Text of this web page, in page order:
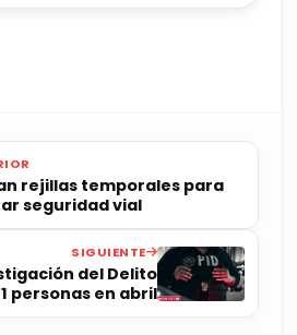
rejillas temporales para
seguridad vial
SIGUIENTE
del Delito
personas en abril